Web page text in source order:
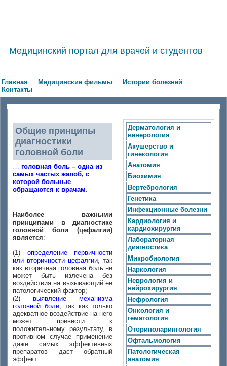
Медицинский портал для врачей и студентов
Главная Медицинские фильмы
Истории болезней
Контакты
Общие принципы
диагностики
головной боли
… головная боль – одна из
самых частых жалоб, с
которой больные
обращаются к врачам.
Наиболее важными
принципами в диагностике
головной боли (цефалгии)
является:
(1) определение первичности
или вторичности цефалгии, так
как вторичная головная боль не
может быть излечена без
воздействия на вызывающий ее
патологический фактор;
(2) выявление механизма
головной боли, так как только
адекватное воздействие на него
может привести к
положительному результату, в
противном случае применение
даже самых эффективных
препаратов даст обратный
эффект.
Дерматология и
венерология
Акушерство и
гинекология
Анатомия
Биохимия
Вертебрология
Генетика
Инфекционные болезни
Кардиология и
кардиохирургия
Лабораторная
диагностика
Микробиология
Наркология
Неврология и
нейрохирургия
Нефрология
Онкология и
гематология
Оториноларингология
Офтальмология
Патологическая
анатомия